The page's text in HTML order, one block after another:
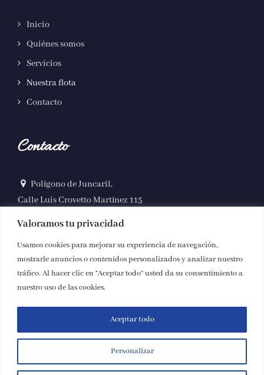
Valoramos tu privacidad
Usamos cookies para mejorar su experiencia de navegación,
mostrarle anuncios o contenidos personalizados y analizar nuestro
tráfico. Al hacer clic en “Aceptar todo” usted da su consentimiento a
nuestro uso de las cookies.
Personalizar
Aceptar todo
Inicio
Quiénes somos
Servicios
Nuestra flota
Contacto
Contacto
Polígono de Juncaril,
Calle Luis Crovetto Martínez 115
958 490 164
info@autocaresjosegonzalez.com
© Copyright 2025 | Autocares José González |
Privacidad|Accesibilidad
Citiservi Media